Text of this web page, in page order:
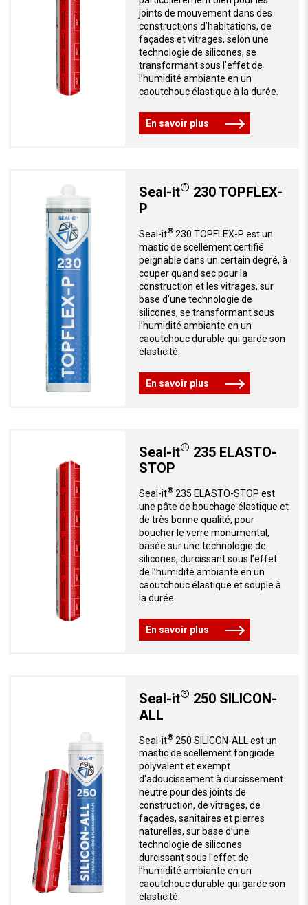
joints de mouvement dans des
constructions d’habitations, de
façades et vitrages, selon une
technologie de silicones, se
transformant sous l’effet de
l’humidité ambiante en un
caoutchouc élastique à la durée.
En savoir plus
Seal-it® 230 TOPFLEX-
P
Seal-it®230 TOPFLEX-P est un
mastic de scellement certifié
peignable dans un certain degré, à
couper quand sec pour la
construction et les vitrages, sur
base d’une technologie de
silicones, se transformant sous
l’humidité ambiante en un
caoutchouc durable qui garde son
élasticité.
En savoir plus
Seal-it® 235 ELASTO-
STOP
Seal-it®235 ELASTO-STOP est
une pâte de bouchage élastique et
de très bonne qualité, pour
boucher le verre monumental,
basée sur une technologie de
silicones, durcissant sous l’effet
de l’humidité ambiante en un
caoutchouc élastique et souple à
la durée.
En savoir plus
Seal-it® 250 SILICON-
ALL
Seal-it®250 SILICON-ALL est un
mastic de scellement fongicide
polyvalent et exempt
d'adoucissement à durcissement
neutre pour des joints de
construction, de vitrages, de
façades, sanitaires et pierres
naturelles, sur base d’une
technologie de silicones
durcissant sous l'effet de
l’humidité ambiante en un
caoutchouc durable qui garde son
élasticité.